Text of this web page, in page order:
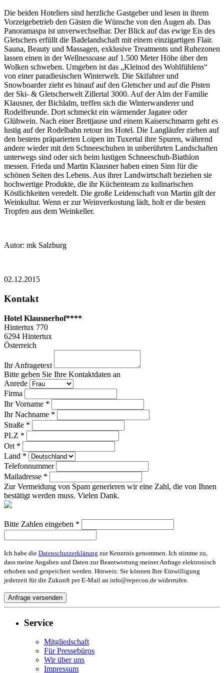
Die beiden Hoteliers sind herzliche Gastgeber und lesen in ihrem
Vorzeigebetrieb den Gästen die Wünsche von den Augen ab. Das
Panoramaspa ist unverwechselbar. Der Blick auf das ewige Eis des
Gletschers erfüllt die Badelandschaft mit einem einzigartigen Flair.
Sauna, Beauty und Massagen, exklusive Treatments und Ruhezonen
lassen einen in der Wellnessoase auf 1.500 Meter Höhe über den
Wolken schweben. Umgeben ist das „Kleinod des Wohlfühlens“
von einer paradiesischen Winterwelt. Die Skifahrer und
Snowboarder zieht es hinauf auf den Gletscher und auf die Pisten
der Ski- & Gletscherwelt Zillertal 3000. Auf der Alm der Familie
Klausner, der Bichlalm, treffen sich die Winterwanderer und
Rodelfreunde. Dort schmeckt ein wärmender Jagatee oder
Glühwein. Nach einer Brettjause und einem Kaiserschmarrn geht es
lustig auf der Rodelbahn retour ins Hotel. Die Langläufer ziehen auf
den bestens präparierten Loipen im Tuxertal ihre Spuren, während
andere wieder mit den Schneeschuhen in unberührten Landschaften
unterwegs sind oder sich beim lustigen Schneeschuh-Biathlon
messen. Frieda und Martin Klausner haben einen Sinn für die
schönen Seiten des Lebens. Aus ihrer Landwirtschaft beziehen sie
hochwertige Produkte, die ihr Küchenteam zu kulinarischen
Köstlichkeiten veredelt. Die große Leidenschaft von Martin gilt der
Weinkultur. Wenn er zur Weinverkostung lädt, holt er die besten
Tropfen aus dem Weinkeller.
Autor: mk Salzburg
02.12.2015
Kontakt
Hotel Klausnerhof****
Hintertux 770
6294 Hintertux
Österreich
Ihr Anfragetext
Bitte geben Sie Ihre Kontaktdaten an
Anrede
Firma
Ihr Vorname *
Ihr Nachname *
Straße *
PLZ *
Ort *
Land *
Telefonnummer
Mailadresse *
Zur Vermeidung von Spam generieren wir eine Zahl, die von Ihnen
bestätigt werden muss. Vielen Dank.
Bitte Zahlen eingeben *
Ich habe die Datenschutzerklärung zur Kenntnis genommen. Ich stimme zu,
dass meine Angaben und Daten zur Beantwortung meiner Anfrage elektronisch
erhoben und gespeichert werden. Hinweis: Sie können Ihre Einwilligung
jederzeit für die Zukunft per E-Mail an info@repecon.de widerrufen.
Service
Mitgliedschaft
Für Pressebüros
Wir über uns
Impressum